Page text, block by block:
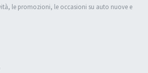
le promozioni, le occasioni su auto nuove e